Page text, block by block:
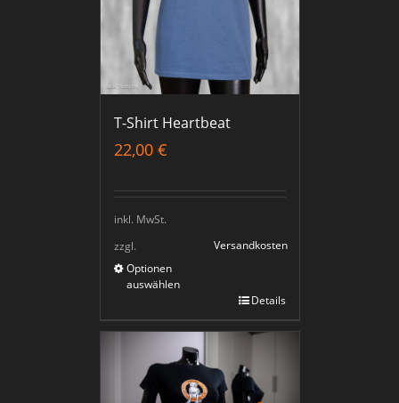
T-Shirt Heartbeat
22,00 €
inkl. MwSt.
zzgl.
Versandkosten
Optionen
auswählen
Details